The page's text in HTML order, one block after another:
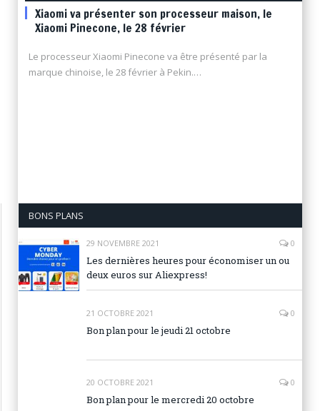
Xiaomi va présenter son processeur maison, le
Xiaomi Pinecone, le 28 février
Le processeur Xiaomi Pinecone va être présenté par la
marque chinoise, le 28 février à Pekin.…
BONS PLANS
29 NOVEMBRE 2021 0
Les dernières heures pour économiser un ou
deux euros sur Aliexpress!
21 OCTOBRE 2021 0
Bon plan pour le jeudi 21 octobre
20 OCTOBRE 2021 0
Bon plan pour le mercredi 20 octobre